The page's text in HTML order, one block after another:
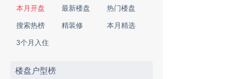
本月开盘 最新楼盘 热门楼盘
搜索热榜 精装修 本月精选
3个月入住
楼盘户型榜